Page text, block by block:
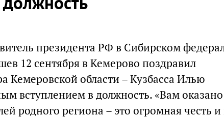
президента РФ в Сибирском
12 сентября в Кемерово поздравил
Кемеровской области – Кузбасса Илью
вступлением в должность. «Вам оказано
родного региона – это огромная честь